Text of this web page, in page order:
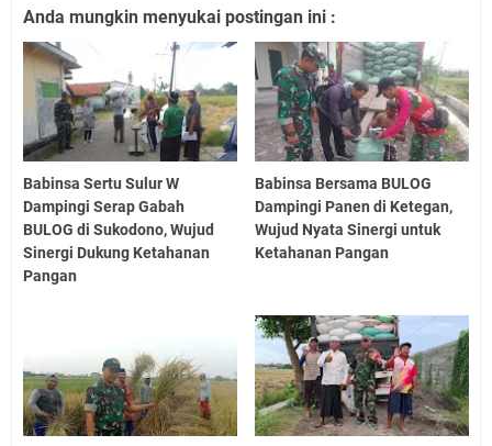
Anda mungkin menyukai postingan ini :
Babinsa Sertu Sulur W
Dampingi Serap Gabah
BULOG di Sukodono, Wujud
Sinergi Dukung Ketahanan
Pangan
Babinsa Bersama BULOG
Dampingi Panen di Ketegan,
Wujud Nyata Sinergi untuk
Ketahanan Pangan